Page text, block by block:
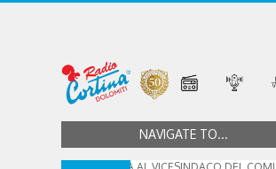
NAVIGATE TO...